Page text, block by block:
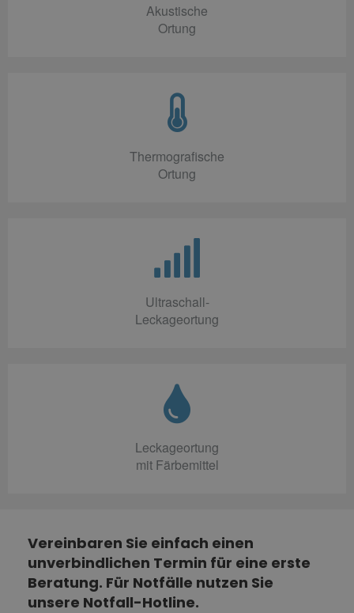
Akustische
Ortung
Thermografische
Ortung
Ultraschall-
Leckageortung
Leckageortung
mit Färbemittel
Vereinbaren Sie einfach einen
unverbindlichen Termin für eine erste
Beratung. Für Notfälle nutzen Sie
unsere Notfall-Hotline.